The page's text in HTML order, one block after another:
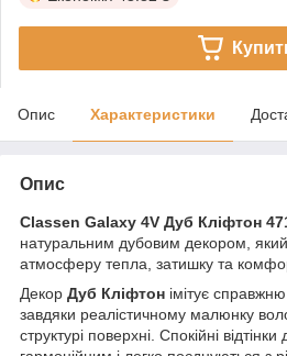
Опис Характеристики
Опис
Classen Galaxy 4V Дуб Кліфтон
натуральним дубовим декором,
атмосферу тепла, затишку та
Декор Дуб Кліфтон імітує
завдяки реалістичному малюнку
структурі поверхні. Спокійні